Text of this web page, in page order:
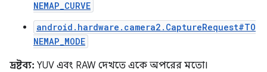
NEMAP_CURVE
android.hardware.camera2.CaptureRequest#TO
NEMAP_MODE
দ্রষ্টব্য: YUV এবং RAW দেখতে একে অপরের মতো।